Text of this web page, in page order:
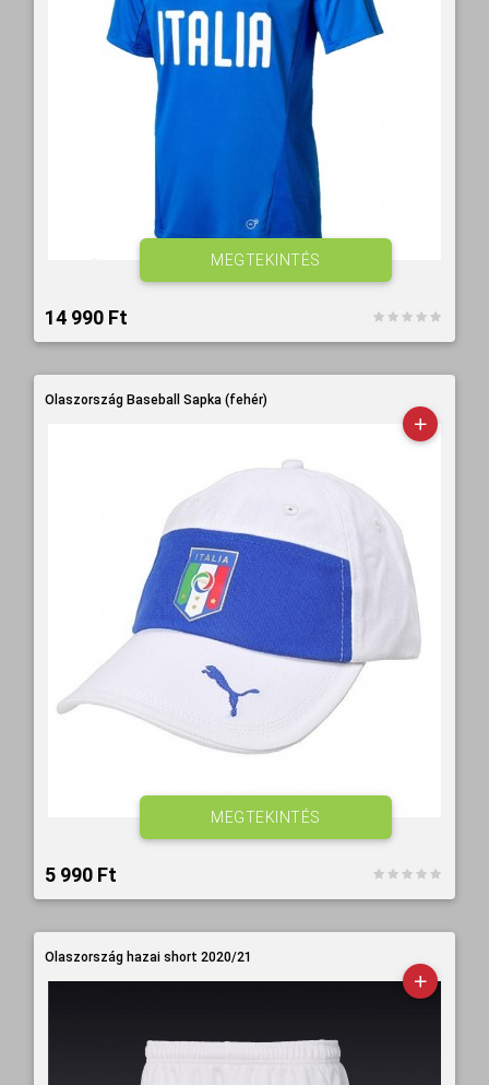
14 990 Ft‎
MEGTEKINTÉS
Olaszország Baseball Sapka (fehér)
5 990 Ft‎
MEGTEKINTÉS
Olaszország hazai short 2020/21